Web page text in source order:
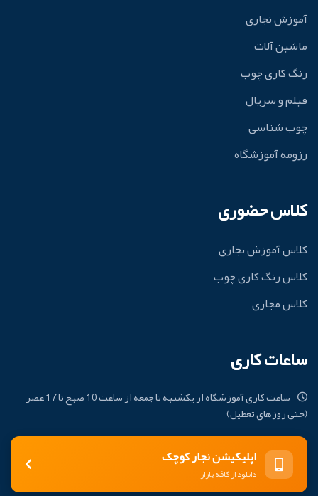
آموزش نجاری
ماشین آلات
رنگ کاری چوب
فیلم و سریال
چوب شناسی
رزومه آموزشگاه
کلاس حضوری
کلاس آموزش نجاری
کلاس رنگ کاری چوب
کلاس مجازی
ساعات کاری
ساعت کاری آموزشگاه از یکشنبه تا جمعه از ساعت 10 صبح تا 17 عصر
(حتی روزهای تعطیل)
اپلیکیشن نجار کوچک
دانلود از کافه بازار